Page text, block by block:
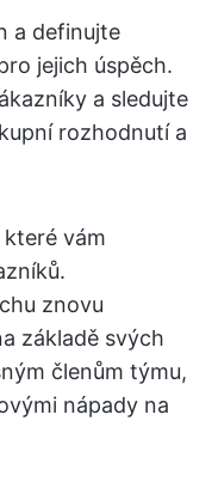
a definujte
jejich úspěch.
a sledujte
rozhodnutí a
vám
znovu
základě svých
členům týmu,
nápady na